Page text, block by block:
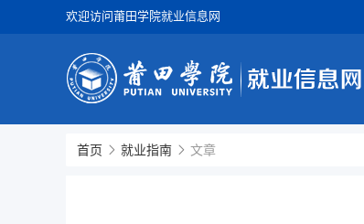
欢迎访问莆田学院就业信息网
首页 就业指南 文章